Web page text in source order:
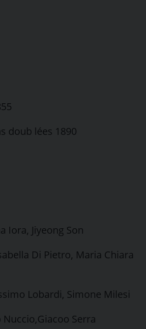
doub lées 1890
Iora, Jiyeong Son
Di Pietro, Maria Chiara
Lobardi, Simone Milesi
Serra